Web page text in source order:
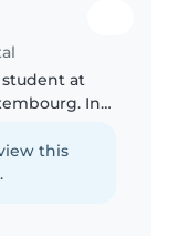
student at
In
for children
lot of
this